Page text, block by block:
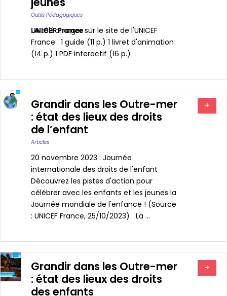
Outils Pédagogiques
UNICEF France
. A télécharger sur le site de l'UNICEF
France : 1 guide (11 p.) 1 livret d'animation
(14 p.) 1 PDF interactif (16 p.)
Grandir dans les Outre-mer
: état des lieux des droits
de l’enfant
Articles
20 novembre 2023 : Journée
internationale des droits de l'enfant
Découvrez les pistes d'action pour
célébrer avec les enfants et les jeunes la
Journée mondiale de l'enfance ! (Source
: UNICEF France, 25/10/2023) La ...
+
Grandir dans les Outre-mer
: état des lieux des droits
des enfants
+